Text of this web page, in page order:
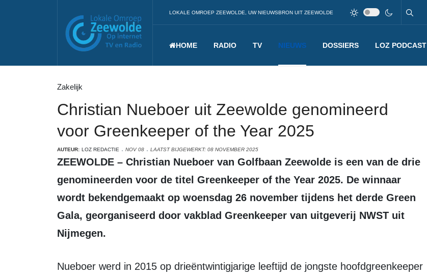
LOKALE OMROEP ZEEWOLDE, UW NIEUWSBRON UIT ZEEWOLDE
HOME RADIO TV NIEUWS DOSSIERS LOZ PODCAST
Zakelijk
Christian Nueboer uit Zeewolde genomineerd
voor Greenkeeper of the Year 2025
AUTEUR: LOZ REDACTIE NOV 08 LAATST BIJGEWERKT: 08 NOVEMBER 2025
ZEEWOLDE – Christian Nueboer van Golfbaan Zeewolde is een van de drie
genomineerden voor de titel Greenkeeper of the Year 2025. De winnaar
wordt bekendgemaakt op woensdag 26 november tijdens het derde Green
Gala, georganiseerd door vakblad Greenkeeper van uitgeverij NWST uit
Nijmegen.
Nueboer werd in 2015 op drieëntwintigjarige leeftijd de jongste hoofdgreenkeeper